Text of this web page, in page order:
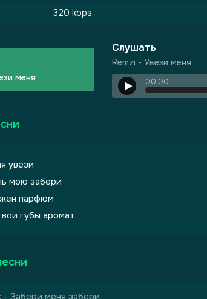
320 kbps
меня
Слушать
Remzi - Увези меня
00:00
увези
мою забери
парфюм
губы аромат
- Забери меня забери